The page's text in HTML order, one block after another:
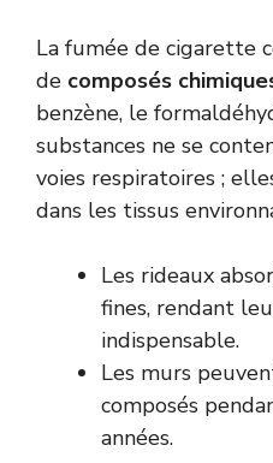
La fumée de cigarette
de composés
benzène, le
substances ne se
voies respiratoires ;
dans les tissus
Les rideaux
fines, rendant
indispensable.
Les murs
composés
années.